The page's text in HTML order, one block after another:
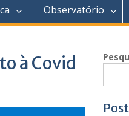
Observatório
à Covid